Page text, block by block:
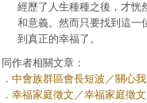
經歷了人生種種之後，才恍
和意義。然而只要找到這一
到真正的幸福了。
同作者相關文章：
． 中會族群區會長短波／關心
． 幸福家庭徵文／幸福家庭徵